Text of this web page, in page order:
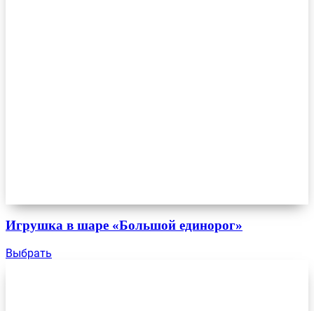
Игрушка в шаре «Большой единорог»
Выбрать